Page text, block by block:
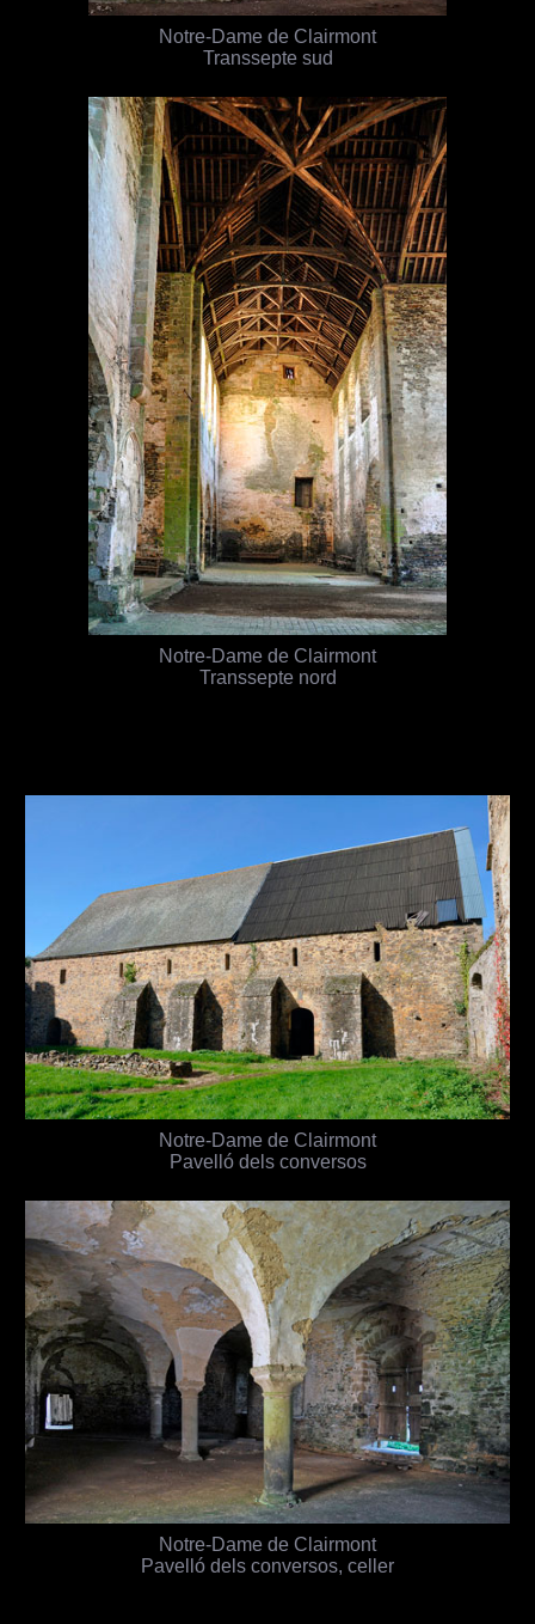
Notre-Dame de Clairmont
Transsepte sud
Notre-Dame de Clairmont
Transsepte nord
Notre-Dame de Clairmont
Pavelló dels conversos
Notre-Dame de Clairmont
Pavelló dels conversos, celler